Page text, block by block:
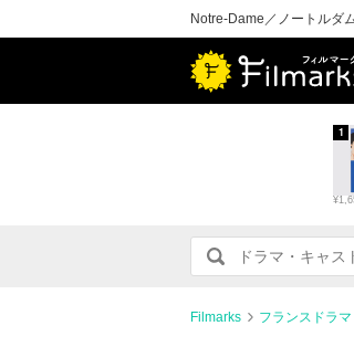
Notre-Dame／ノートルダ
1
Filmarks フランスドラマ